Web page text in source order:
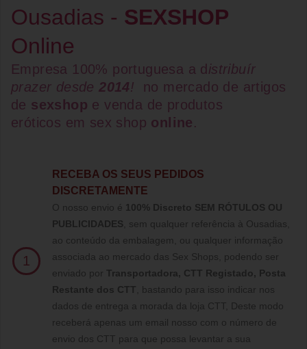
Ousadias - SEXSHOP
Online
Empresa 100% portuguesa a d istribuír
prazer desde2014!
no mercado de artigos
de sexshop e venda de produtos
eróticos em sex shop online.
1
RECEBA OS SEUS PEDIDOS
DISCRETAMENTE
O nosso envio é 100% Discreto SEM RÓTULOS OU
PUBLICIDADES , sem qualquer referência à Ousadias,
ao conteúdo da embalagem, ou qualquer informação
associada ao mercado das Sex Shops, podendo ser
enviado por Transportadora, CTT Registado, Posta
Restante dos CTT , bastando para isso indicar nos
dados de entrega a morada da loja CTT, Deste modo
receberá apenas um email nosso com o número de
envio dos CTT para que possa levantar a sua